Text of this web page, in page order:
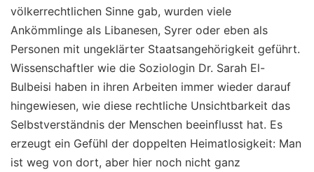
völkerrechtlichen Sinne gab, wurden viele
Ankömmlinge als Libanesen, Syrer oder eben als
Personen mit ungeklärter Staatsangehörigkeit geführt.
Wissenschaftler wie die Soziologin Dr. Sarah El-
Bulbeisi haben in ihren Arbeiten immer wieder darauf
hingewiesen, wie diese rechtliche Unsichtbarkeit das
Selbstverständnis der Menschen beeinflusst hat. Es
erzeugt ein Gefühl der doppelten Heimatlosigkeit: Man
ist weg von dort, aber hier noch nicht ganz